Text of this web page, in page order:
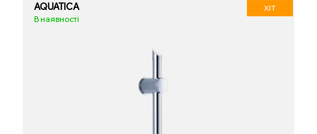
AQUATICA
В наявності
ХІТ